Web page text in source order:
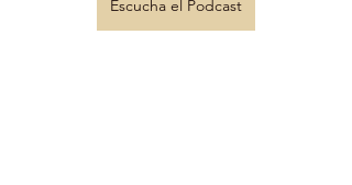
Escucha el Podcast